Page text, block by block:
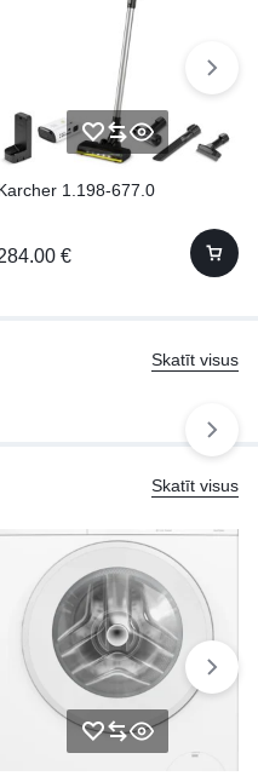
1.198-677.0
€
Skatīt visus
Skatīt visus